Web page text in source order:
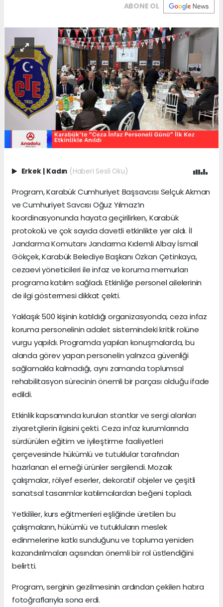
ABONE OL
Erkek | Kadın (Haberi Sesli Oku)
Program, Karabük Cumhuriyet Başsavcısı Selçuk Akman
ve Cumhuriyet Savcısı Oğuz Yılmaz’ın
koordinasyonunda hayata geçirilirken, Karabük
protokolü ve çok sayıda davetli etkinlikte yer aldı. İl
Jandarma Komutanı Jandarma Kıdemli Albay İsmail
Gökçek, Karabük Belediye Başkanı Özkan Çetinkaya,
cezaevi yöneticileri ile infaz ve koruma memurları
programa katılım sağladı. Etkinliğe personel ailelerinin
de ilgi göstermesi dikkat çekti.
Yaklaşık 500 kişinin katıldığı organizasyonda, ceza infaz
koruma personelinin adalet sistemindeki kritik rolüne
vurgu yapıldı. Programda yapılan konuşmalarda, bu
alanda görev yapan personelin yalnızca güvenliği
sağlamakla kalmadığı, aynı zamanda toplumsal
rehabilitasyon sürecinin önemli bir parçası olduğu ifade
edildi.
Etkinlik kapsamında kurulan stantlar ve sergi alanları
ziyaretçilerin ilgisini çekti. Ceza infaz kurumlarında
sürdürülen eğitim ve iyileştirme faaliyetleri
çerçevesinde hükümlü ve tutuklular tarafından
hazırlanan el emeği ürünler sergilendi. Mozaik
çalışmalar, rölyef eserler, dekoratif objeler ve çeşitli
sanatsal tasarımlar katılımcılardan beğeni topladı.
Yetkililer, kurs eğitmenleri eşliğinde üretilen bu
çalışmaların, hükümlü ve tutukluların meslek
edinmelerine katkı sunduğunu ve topluma yeniden
kazandırılmaları açısından önemli bir rol üstlendiğini
belirtti.
Program, serginin gezilmesinin ardından çekilen hatıra
fotoğraflarıyla sona erdi.